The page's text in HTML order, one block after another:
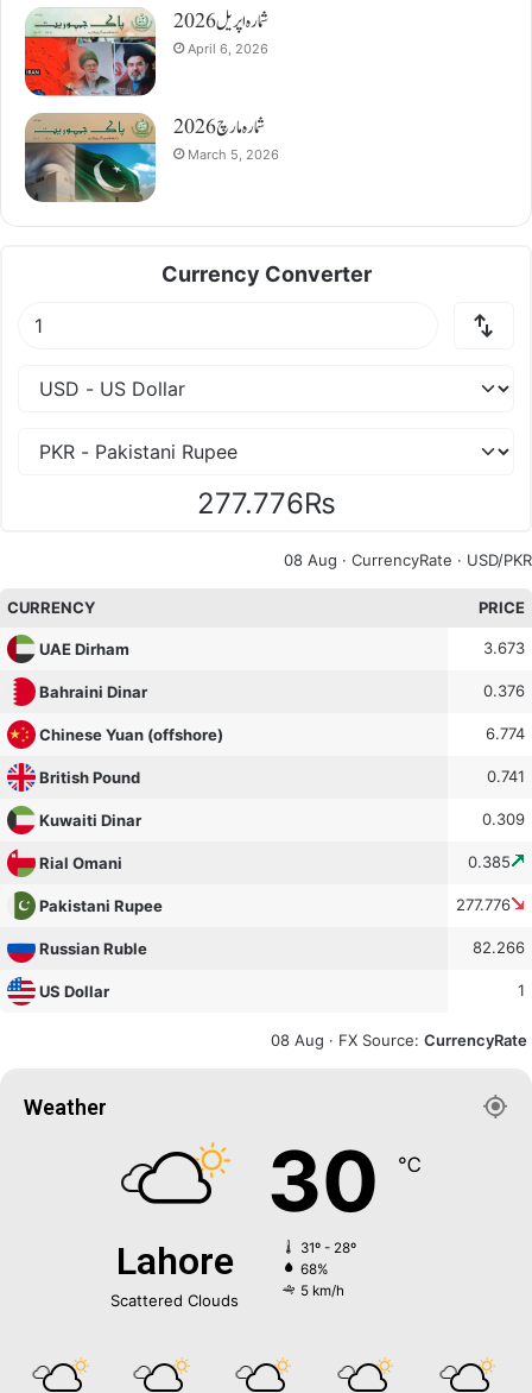
شمارہ اپریل 2026
April 6, 2026
شمارہ مارچ 2026
March 5, 2026
Currency Converter
277.776₨
08 Aug · CurrencyRate · USD/PKR
CURRENCY PRICE
UAE Dirham 3.673
Bahraini Dinar 0.376
Chinese Yuan (offshore) 6.774
British Pound 0.741
Kuwaiti Dinar 0.309
Rial Omani 0.385
Pakistani Rupee 277.776
Russian Ruble 82.266
US Dollar 1
08 Aug · FX Source: CurrencyRate
Weather
Lahore
Scattered Clouds
30 ℃
31º - 28º
68%
5 km/h